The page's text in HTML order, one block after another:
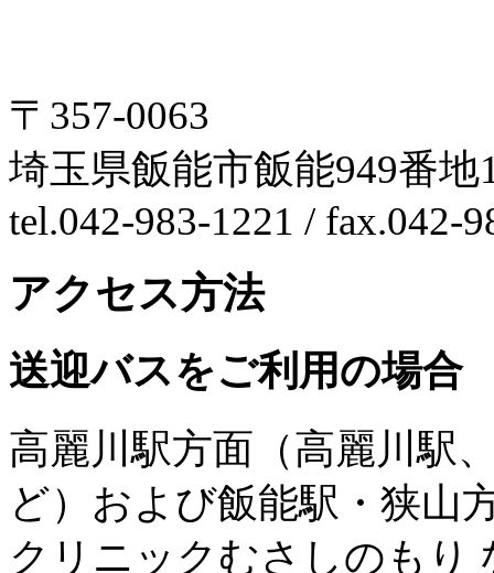
〒357-0063
埼玉県飯能市飯能949番地
tel.042-983-1221 / fax.042-
アクセス方法
送迎バスをご利用の場合
高麗川駅方面（高麗川駅
ど）および飯能駅・狭山
クリニックむさしのもり